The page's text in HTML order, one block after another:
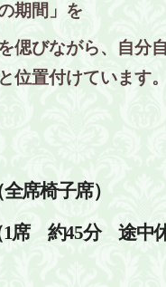
期間」を
偲びながら、自分
位置付けています。
全席椅子席）
席 約45分 途中休